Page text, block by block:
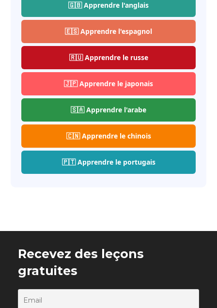
🇬🇧 Apprendre l'anglais
🇪🇸 Apprendre l'espagnol
🇷🇺 Apprendre le russe
🇯🇵 Apprendre le japonais
🇸🇦 Apprendre l'arabe
🇨🇳 Apprendre le chinois
🇵🇹 Apprendre le portugais
Recevez des leçons
gratuites